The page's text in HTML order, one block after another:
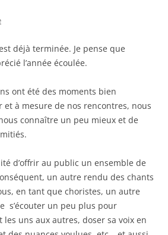
déjà terminée. Je pense que
l’année écoulée.
ont été des moments bien
à mesure de nos rencontres, nous
connaître un peu mieux et de
d’offrir au public un ensemble de
un autre rendu des chants
en tant que choristes, un autre
s’écouter un peu plus pour
les uns aux autres, doser sa voix en